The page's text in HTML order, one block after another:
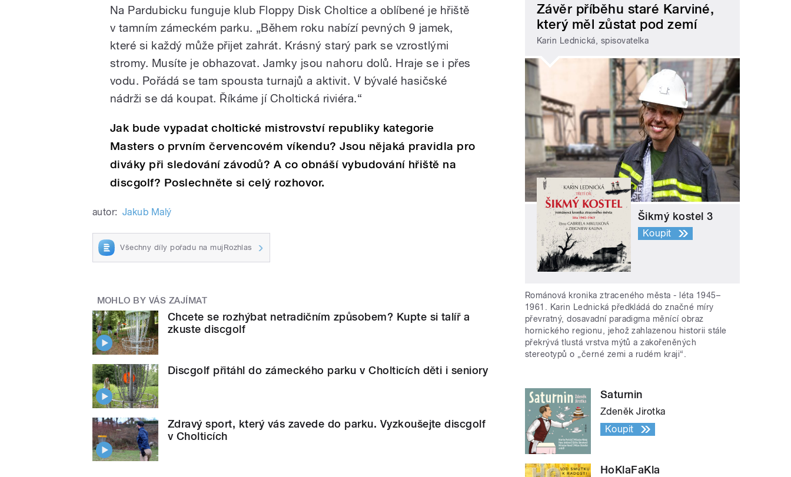
Na Pardubicku funguje klub Floppy Disk Choltice a oblíbené je hřiště
v tamním zámeckém parku. „Během roku nabízí pevných 9 jamek,
které si každý může přijet zahrát. Krásný starý park se vzrostlými
stromy. Musíte je obhazovat. Jamky jsou nahoru dolů. Hraje se i přes
vodu. Pořádá se tam spousta turnajů a aktivit. V bývalé hasičské
nádrži se dá koupat. Říkáme jí Choltická riviéra.“
Jak bude vypadat choltické mistrovství republiky kategorie
Masters o prvním červencovém víkendu? Jsou nějaká pravidla pro
diváky při sledování závodů? A co obnáší vybudování hřiště na
discgolf? Poslechněte si celý rozhovor.
autor: Jakub Malý
Všechny díly pořadu na mujRozhlas
MOHLO BY VÁS ZAJÍMAT
Chcete se rozhýbat netradičním způsobem? Kupte si talíř a
zkuste discgolf
Discgolf přitáhl do zámeckého parku v Cholticích děti i seniory
Zdravý sport, který vás zavede do parku. Vyzkoušejte discgolf
v Cholticích
Závěr příběhu staré Karviné,
který měl zůstat pod zemí
Karin Lednická, spisovatelka
Šikmý kostel 3
Koupit
Románová kronika ztraceného města - léta 1945–
1961. Karin Lednická předkládá do značné míry
převratný, dosavadní paradigma měnící obraz
hornického regionu, jehož zahlazenou historii stále
překrývá tlustá vrstva mýtů a zakořeněných
stereotypů o „černé zemi a rudém kraji“.
Saturnin
Zdeněk Jirotka
Koupit
HoKlaFaKla